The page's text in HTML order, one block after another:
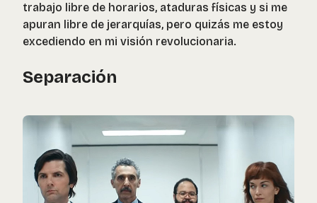
trabajo libre de horarios, ataduras físicas y si me
apuran libre de jerarquías, pero quizás me estoy
excediendo en mi visión revolucionaria.
Separación